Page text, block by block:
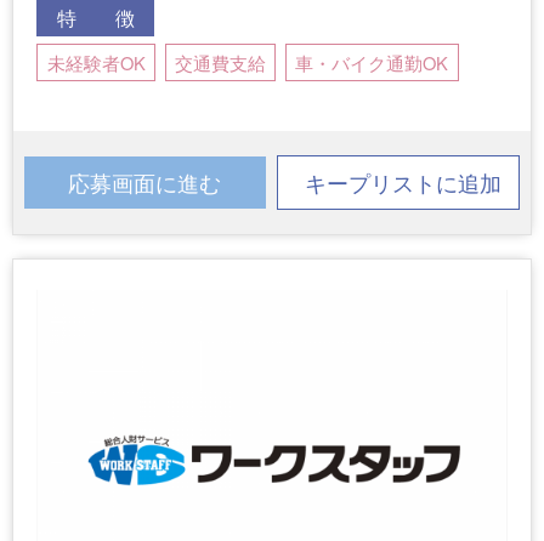
特 徴
未経験者OK 交通費支給 車・バイク通勤OK
応募画面に進む キープリストに追加